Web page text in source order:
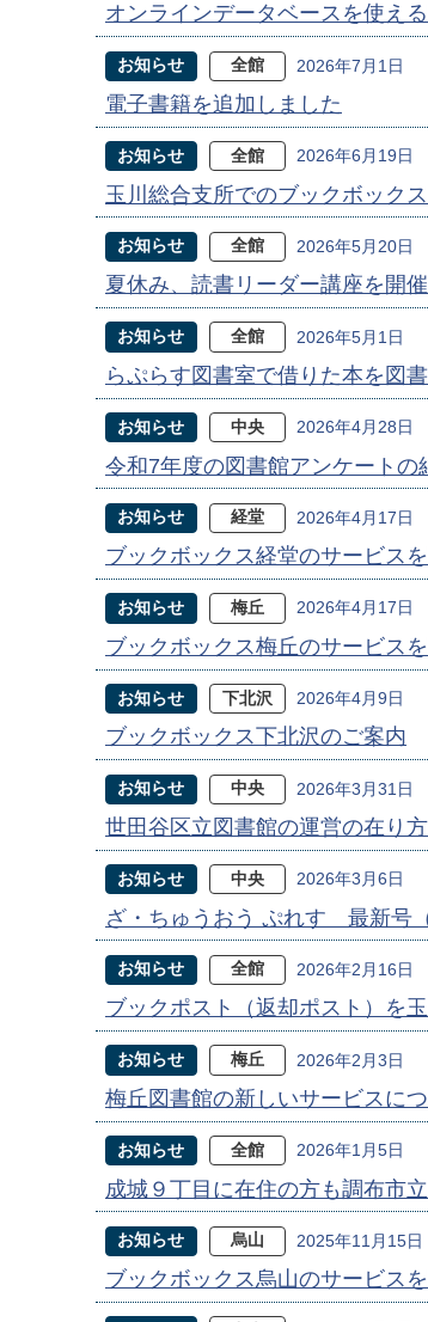
オンラインデータベースを使え
お知らせ 全館 2026年7月1日
電子書籍を追加しました
お知らせ 全館 2026年6月19日
玉川総合支所でのブックボック
お知らせ 全館 2026年5月20日
夏休み、読書リーダー講座を開
お知らせ 全館 2026年5月1日
らぷらす図書室で借りた本を図
お知らせ 中央 2026年4月28日
令和7年度の図書館アンケートの
お知らせ 経堂 2026年4月17日
ブックボックス経堂のサービス
お知らせ 梅丘 2026年4月17日
ブックボックス梅丘のサービス
お知らせ 下北沢 2026年4月9日
ブックボックス下北沢のご案内
お知らせ 中央 2026年3月31日
世田谷区立図書館の運営の在り
お知らせ 中央 2026年3月6日
ざ・ちゅうおう ぷれす 最新号
お知らせ 全館 2026年2月16日
ブックポスト（返却ポスト）を
お知らせ 梅丘 2026年2月3日
梅丘図書館の新しいサービスに
お知らせ 全館 2026年1月5日
成城９丁目に在住の方も調布市
お知らせ 烏山 2025年11月15日
ブックボックス烏山のサービス